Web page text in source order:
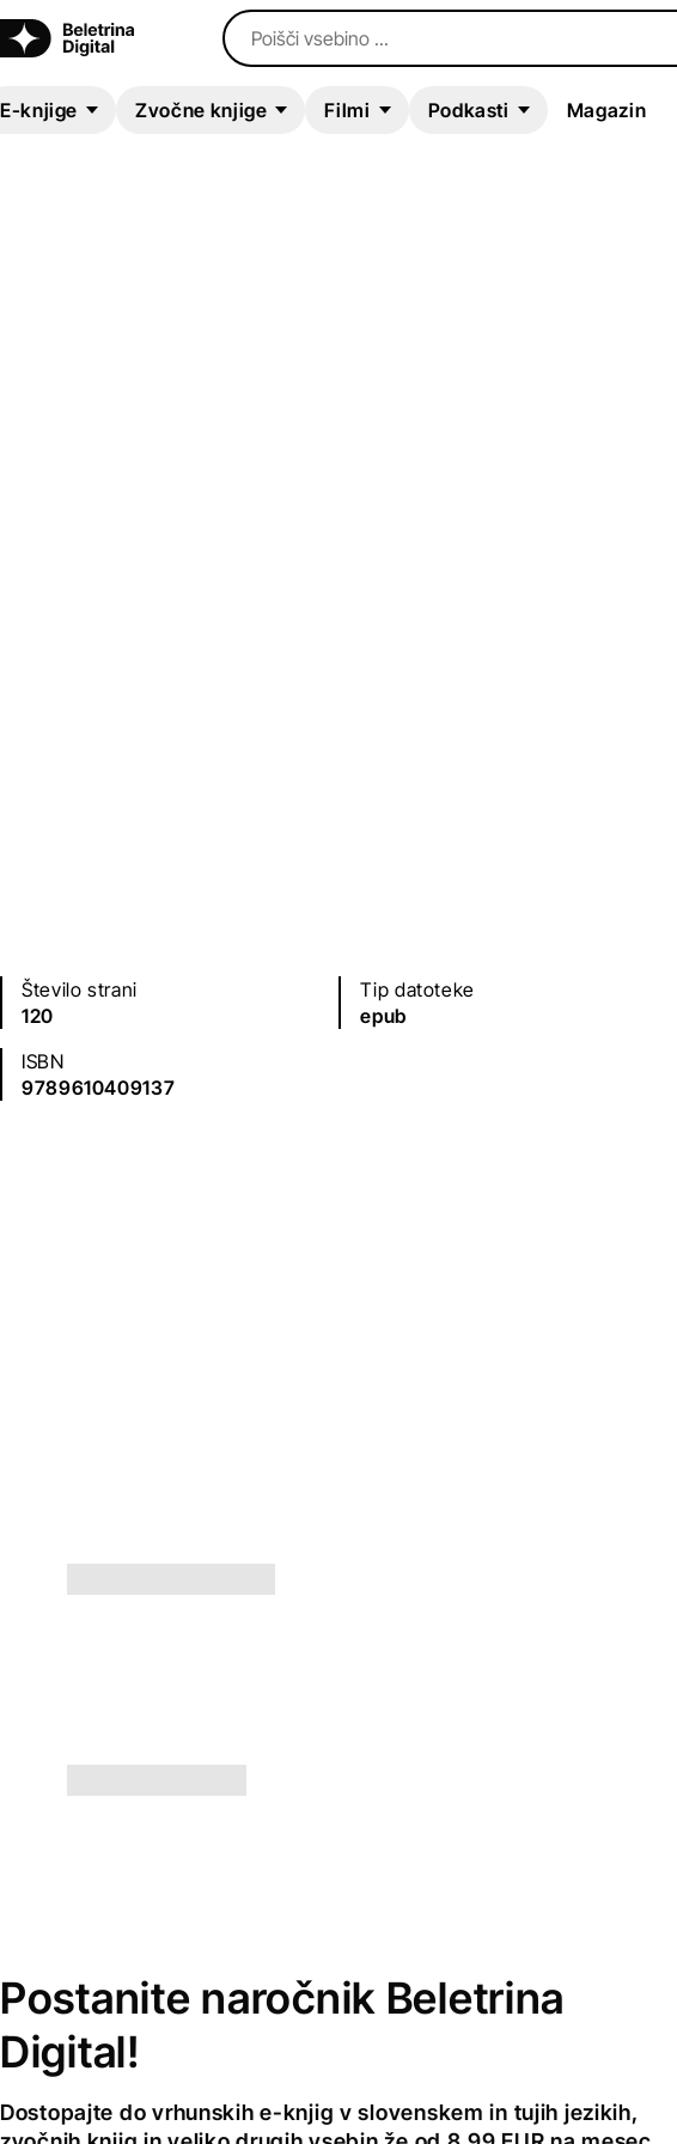
Poišči vsebino ...
E-knjige Zvočne knjige Filmi Podkasti Magazin
Število strani
120
Tip datoteke
epub
ISBN
9789610409137
Postanite naročnik Beletrina
Digital!
Dostopajte do vrhunskih e-knjig v slovenskem in tujih jezikih,